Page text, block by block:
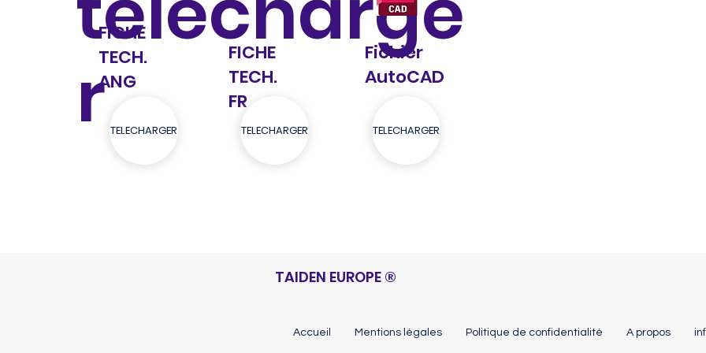
r
FICHE
TECH.
ANG
TELECHARGER
FICHE
TECH.
FR
TELECHARGER
Fichier
AutoCAD
TELECHARGER
TAIDEN EUROPE ®
Accueil Mentions légales Politique de confidentialité A propos